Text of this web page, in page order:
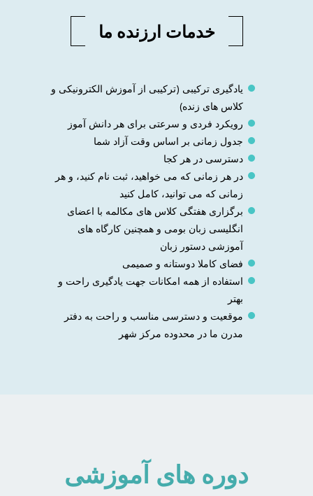
خدمات ارزنده ما
یادگیری ترکیبی (ترکیبی از آموزش الکترونیکی و
کلاس های زنده)
رویکرد فردی و سرعتی برای هر دانش آموز
جدول زمانی بر اساس وقت آزاد شما
دسترسی در هر کجا
در هر زمانی که می خواهید، ثبت نام کنید، و هر
زمانی که می توانید، کامل کنید
برگزاری هفتگی کلاس های مکالمه با اعضای
انگلیسی زبان بومی و همچنین کارگاه های
آموزشی دستور زبان
فضای کاملا دوستانه و صمیمی
استفاده از همه امکانات جهت یادگیری راحت و
بهتر
موقعیت و دسترسی مناسب و راحت به دفتر
مدرن ما در محدوده مرکز شهر
دوره های آموزشی